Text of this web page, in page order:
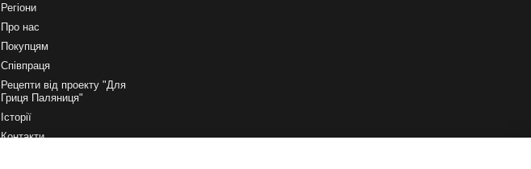
Регіони
Про нас
Покупцям
Співпраця
Рецепти від проекту "Для
Гриця Паляниця"
Історії
Контакти